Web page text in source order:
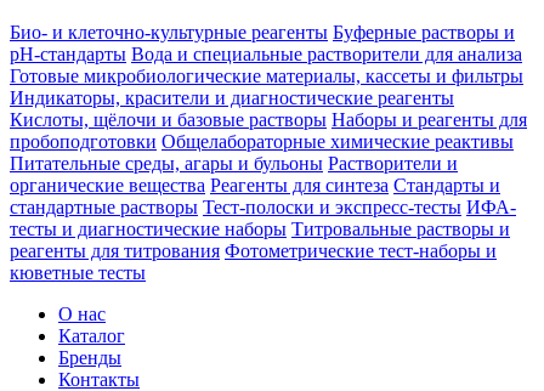
Био- и клеточно-культурные реагенты Буферные растворы и
pH-стандарты Вода и специальные растворители для анализа
Готовые микробиологические материалы, кассеты и фильтры
Индикаторы, красители и диагностические реагенты
Кислоты, щёлочи и базовые растворы Наборы и реагенты для
пробоподготовки Общелабораторные химические реактивы
Питательные среды, агары и бульоны Растворители и
органические вещества Реагенты для синтеза Стандарты и
стандартные растворы Тест-полоски и экспресс-тесты ИФА-
тесты и диагностические наборы Титровальные растворы и
реагенты для титрования Фотометрические тест-наборы и
кюветные тесты
О нас
Каталог
Бренды
Контакты